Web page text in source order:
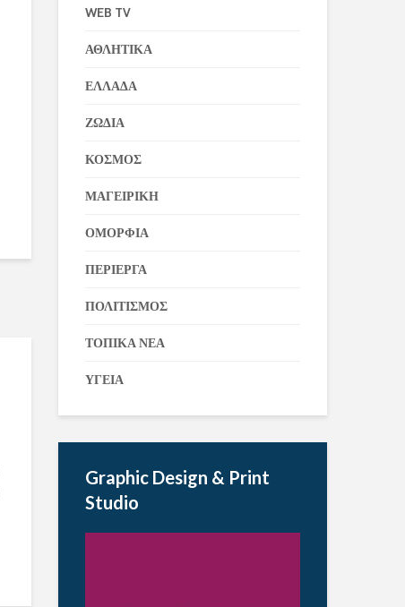
WEB TV
ΑΘΛΗΤΙΚΑ
ΕΛΛΑΔΑ
ΖΩΔΙΑ
ΚΟΣΜΟΣ
ΜΑΓΕΙΡΙΚΗ
ΟΜΟΡΦΙΑ
ΠΕΡΙΕΡΓΑ
ΠΟΛΙΤΙΣΜΟΣ
ΤΟΠΙΚΑ ΝΕΑ
ΥΓΕΙΑ
Graphic Design & Print
Studio